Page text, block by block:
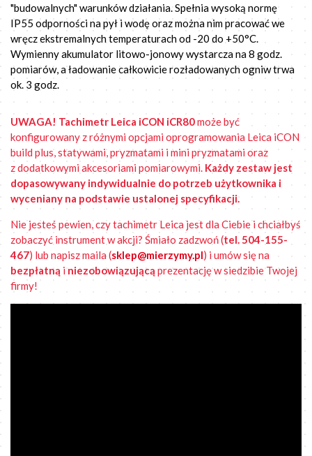
"budowalnych" warunków działania. Spełnia wysoką normę
IP55 odporności na pył i wodę oraz można nim pracować we
wręcz ekstremalnych temperaturach od -20 do +50°C.
Wymienny akumulator litowo-jonowy wystarcza na 8 godz.
pomiarów, a ładowanie całkowicie rozładowanych ogniw trwa
ok. 3 godz.
UWAGA! Tachimetr Leica iCON iCR80może być
konfigurowany z różnymi opcjami oprogramowania Leica iCON
build plus, statywami, pryzmatami i mini pryzmatami oraz
z dodatkowymi akcesoriami pomiarowymi. Każdy zestaw jest
dopasowywany indywidualnie do potrzeb użytkownika i
wyceniany na podstawie ustalonej specyfikacji.
Nie jesteś pewien, czy tachimetr Leica jest dla Ciebie i chciałbyś
zobaczyć instrument w akcji? Śmiało zadzwoń (tel. 504-155-
467) lub napisz maila (sklep@mierzymy.pl) i umów się na
bezpłatną i niezobowiązującą prezentację w siedzibie Twojej
firmy!